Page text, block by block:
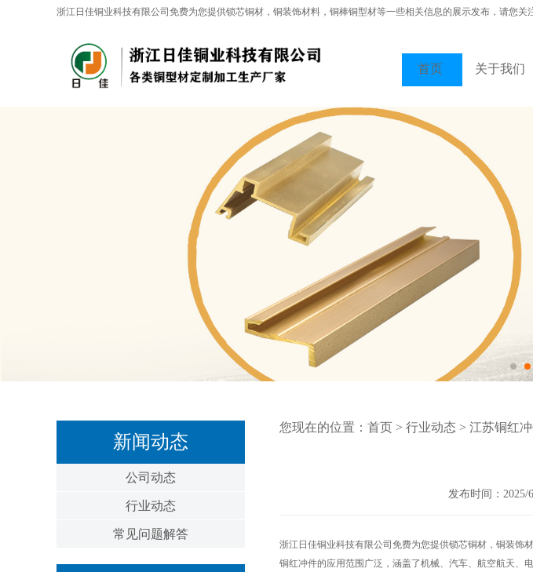
浙江日佳铜业科技有限公司免费为您提供锁芯铜材 ，铜装饰材料，铜棒铜型材等一些相关信息的展示发布，请您关
首页 关于我们
新闻动态
公司动态
行业动态
常见问题解答
您现在的位置： 首页 > 行业动态 > 江苏铜红
发布时间：2025/
浙江日佳铜业科技有限公司免费为您提供锁芯铜材 ，铜装饰
铜红冲件的应用范围广泛，涵盖了机械、汽车、航空航天、